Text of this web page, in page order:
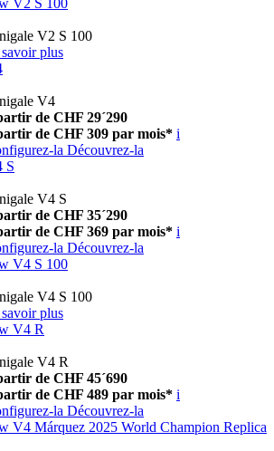
V2 S 100
V2 S 100
plus
V4
de CHF 29´290
de CHF 309 par mois* i
la Découvrez-la
S
V4 S
de CHF 35´290
de CHF 369 par mois* i
la Découvrez-la
V4 S 100
V4 S 100
plus
V4 R
V4 R
de CHF 45´690
de CHF 489 par mois* i
la Découvrez-la
V4 Márquez 2025 World Champion Replica